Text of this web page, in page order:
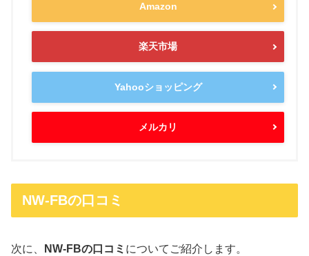
Amazon
楽天市場
Yahooショッピング
メルカリ
NW-FBの口コミ
次に、 NW-FBの口コミ についてご紹介します。